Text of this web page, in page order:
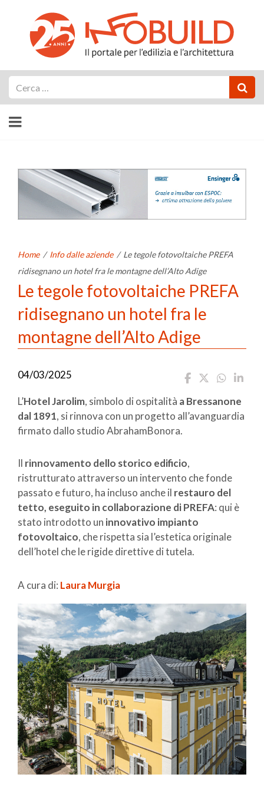
Home / Info dalle aziende / Le tegole fotovoltaiche PREFA
ridisegnano un hotel fra le montagne dell’Alto Adige
Le tegole fotovoltaiche PREFA
ridisegnano un hotel fra le
montagne dell’Alto Adige
04/03/2025
L’Hotel Jarolim, simbolo di ospitalità a Bressanone
dal 1891, si rinnova con un progetto all’avanguardia
firmato dallo studio AbrahamBonora.
Il rinnovamento dello storico edificio,
ristrutturato attraverso un intervento che fonde
passato e futuro, ha incluso anche il restauro del
tetto, eseguito in collaborazione di PREFA: qui è
stato introdotto un innovativo impianto
fotovoltaico, che rispetta sia l’estetica originale
dell’hotel che le rigide direttive di tutela.
A cura di: Laura Murgia